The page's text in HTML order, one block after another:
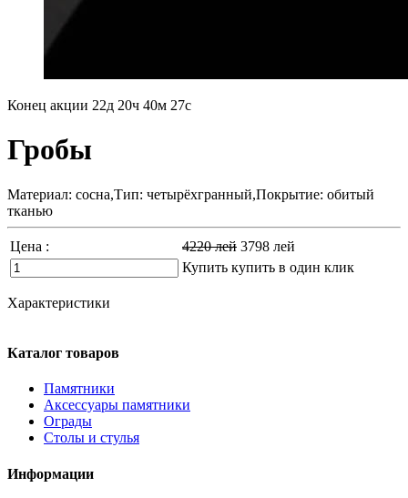
Конец акции 22д 20ч 40м 26с
Гробы
Материал: сосна,Тип: четырёхгранный,Покрытие: обитый
тканью
Цена : 4220лей 3798 лей
Купить купить в один клик
Характеристики
Каталог товаров
Памятники
Аксессуары памятники
Ограды
Столы и стулья
Информации